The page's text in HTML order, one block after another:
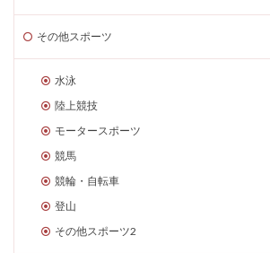
その他スポーツ
水泳
陸上競技
モータースポーツ
競馬
競輪・自転車
登山
その他スポーツ2